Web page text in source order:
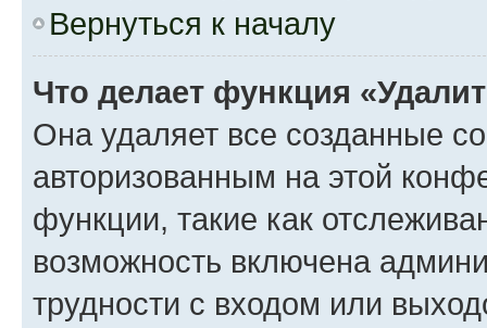
Вернуться к началу
Что делает функция
Она удаляет все созданные
авторизованным на этой
функции, такие как
возможность включена
трудности с входом или